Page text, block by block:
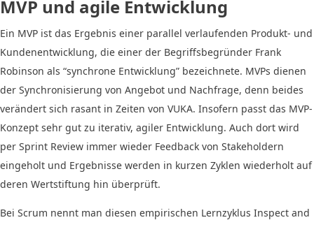
MVP und agile Entwicklung
Ein MVP ist das Ergebnis einer parallel verlaufenden Produkt- und
Kundenentwicklung, die einer der Begriffsbegründer Frank
Robinson als “synchrone Entwicklung” bezeichnete. MVPs dienen
der Synchronisierung von Angebot und Nachfrage, denn beides
verändert sich rasant in Zeiten von VUKA. Insofern passt das MVP-
Konzept sehr gut zu iterativ, agiler Entwicklung. Auch dort wird
per Sprint Review immer wieder Feedback von Stakeholdern
eingeholt und Ergebnisse werden in kurzen Zyklen wiederholt auf
deren Wertstiftung hin überprüft.
Bei Scrum nennt man diesen empirischen Lernzyklus Inspect and